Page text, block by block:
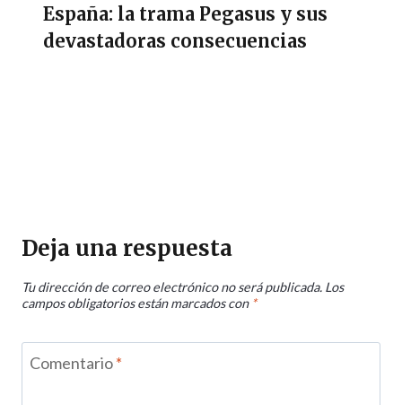
España: la trama Pegasus y sus
devastadoras consecuencias
Deja una respuesta
Tu dirección de correo electrónico no será publicada. Los
campos obligatorios están marcados con *
Comentario*